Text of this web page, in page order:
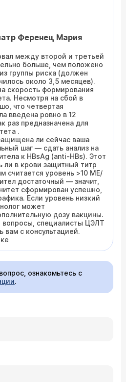
Ференец Мария
между второй и третьей
больше, чем положено
группы риска (должен
около 3,5 месяцев).
скорость формирования
Несмотря на сбой в
что четвертая
введена ровно в 12
раз предназначена для
.
ли сейчас ваша
шаг — сдать анализ на
к HBsAg (anti-HBs). Этот
ли в крови защитный титр
считается уровень >10 МЕ/
достаточный — значит,
сформирован успешно,
Если уровень низкий
может
дозу вакцины.
вопросы, специалисты ЦЭЛТ
вам с консультацией.
ознакомьтесь с
.